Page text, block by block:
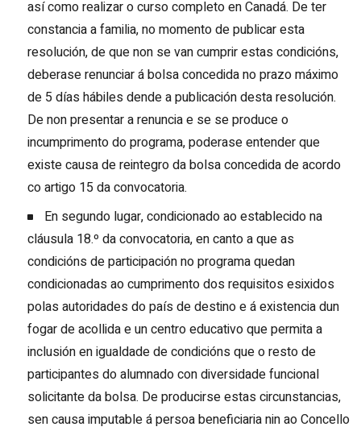
así como realizar o curso completo en Canadá. De ter
constancia a familia, no momento de publicar esta
resolución, de que non se van cumprir estas condicións,
deberase renunciar á bolsa concedida no prazo máximo
de 5 días hábiles dende a publicación desta resolución.
De non presentar a renuncia e se se produce o
incumprimento do programa, poderase entender que
existe causa de reintegro da bolsa concedida de acordo
co artigo 15 da convocatoria.
En segundo lugar, condicionado ao establecido na
cláusula 18.º da convocatoria, en canto a que as
condicións de participación no programa quedan
condicionadas ao cumprimento dos requisitos esixidos
polas autoridades do país de destino e á existencia dun
fogar de acollida e un centro educativo que permita a
inclusión en igualdade de condicións que o resto de
participantes do alumnado con diversidade funcional
solicitante da bolsa. De producirse estas circunstancias,
sen causa imputable á persoa beneficiaria nin ao Concello